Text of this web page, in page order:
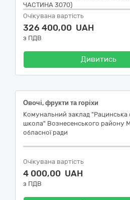
ЧАСТИНА 3070)
Очікувана вартість
326 400,00 UAH
з ПДВ
Дивитись
Овочі, фрукти та горіхи
Комунальний заклад "Рацинська
школа" Вознесенського району
обласної ради
Очікувана вартість
4 000,00 UAH
з ПДВ